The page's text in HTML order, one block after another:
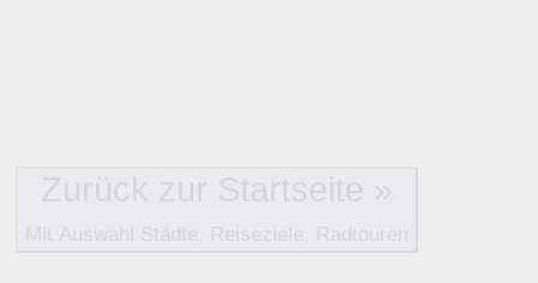
Bewertungen zurzeit noch ohne Lage-Bewertung.
Zurück zur Startseite »
Mit Auswahl Städte, Reiseziele, Radtouren